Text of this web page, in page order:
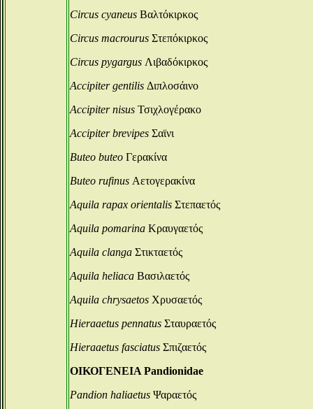
Circus cyaneus Βαλτόκιρκος
Circus macrourus Στεπόκιρκος
Circus pygargus Λιβαδόκιρκος
Accipiter gentilis Διπλοσάινο
Accipiter nisus Τσιχλογέρακο
Accipiter brevipes Σαϊνι
Buteo buteo Γερακίνα
Buteo rufinus Αετογερακίνα
Aquila rapax orientalis Στεπαετός
Aquila pomarina Κραυγαετός
Aquila clanga Στικταετός
Aquila heliaca Βασιλαετός
Aquila chrysaetos Χρυσαετός
Hieraaetus pennatus Σταυραετός
Hieraaetus fasciatus Σπιζαετός
ΟΙΚΟΓΕΝΕΙΑ Pandionidae
Pandion haliaetus Ψαραετός